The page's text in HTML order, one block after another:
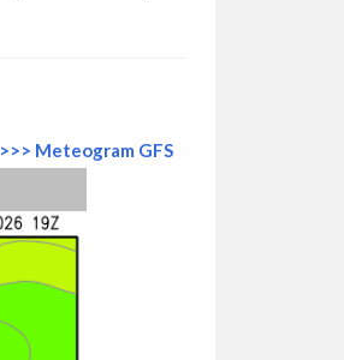
>>> Meteogram GFS